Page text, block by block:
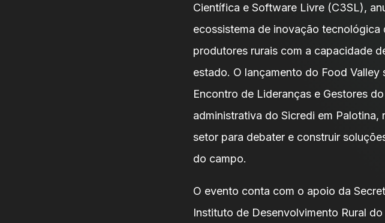
Científica e Software Livre (C3SL),
ecossistema de inovação
produtores rurais com a capacidade
estado. O lançamento do Food
Encontro de Lideranças e Gestores
administrativa do Sicredi em
setor para debater e construir
do campo.
O evento conta com o apoio da
Instituto de Desenvolvimento Rural